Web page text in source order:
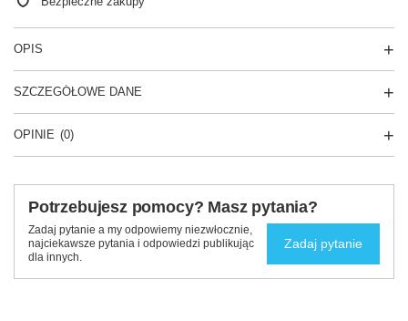
OPIS
SZCZEGÓŁOWE DANE
OPINIE (0)
Potrzebujesz pomocy? Masz pytania?
Zadaj pytanie a my odpowiemy niezwłocznie,
najciekawsze pytania i odpowiedzi publikując
dla innych.
Zadaj pytanie